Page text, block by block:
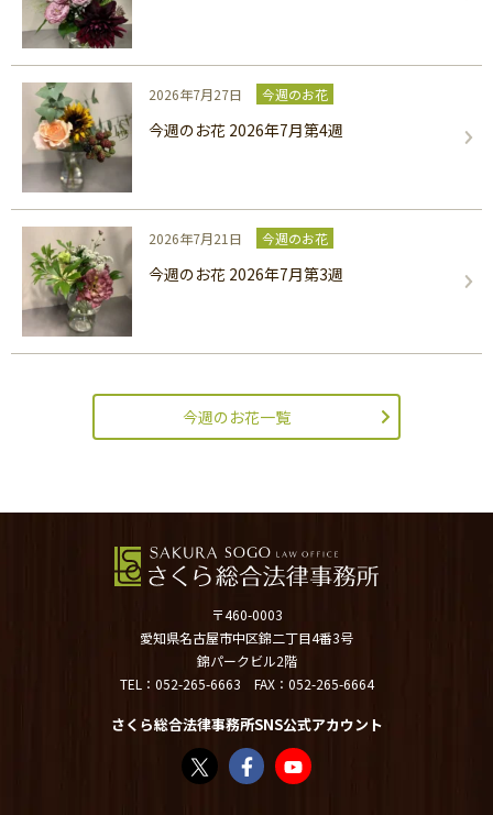
2026年7月27日 今週のお花
今週のお花 2026年7月第4週
2026年7月21日 今週のお花
今週のお花 2026年7月第3週
今週のお花一覧
〒460-0003
愛知県名古屋市中区錦二丁目4番3号
錦パークビル2階
TEL： 052-265-6663 FAX：052-265-6664
さくら総合法律事務所SNS公式アカウント
さくら総合法律事務所（@sakurasogolaw
さくら総合法律事務所 | Facebook
さくら総合法律事務所 -